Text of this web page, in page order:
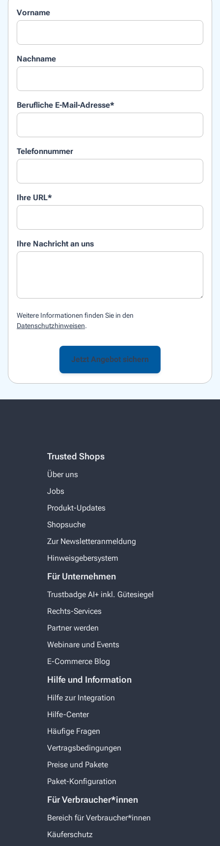
Vorname
Nachname
Berufliche E-Mail-Adresse*
Telefonnummer
Ihre URL*
Ihre Nachricht an uns
Weitere Informationen finden Sie in den
Datenschutzhinweisen.
Trusted Shops
Über uns
Jobs
Produkt-Updates
Shopsuche
Zur Newsletteranmeldung
Hinweisgebersystem
Für Unternehmen
Trustbadge AI+ inkl. Gütesiegel
Rechts-Services
Partner werden
Webinare und Events
E-Commerce Blog
Hilfe und Information
Hilfe zur Integration
Hilfe-Center
Häufige Fragen
Vertragsbedingungen
Preise und Pakete
Paket-Konfiguration
Für Verbraucher*innen
Bereich für Verbraucher*innen
Käuferschutz